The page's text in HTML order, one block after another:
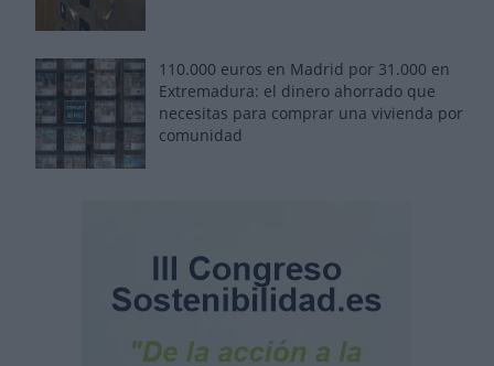
110.000 euros en Madrid por 31.000 en
Extremadura: el dinero ahorrado que
necesitas para comprar una vivienda por
comunidad